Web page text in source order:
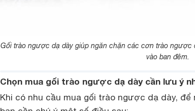
Gối trào ngược dạ dày giúp ngăn chặn các cơn trào ngược
vào ban đêm.
Chọn mua gối trào ngược dạ dày cần lưu ý
Khi có nhu cầu mua gối trào ngược dạ dày,